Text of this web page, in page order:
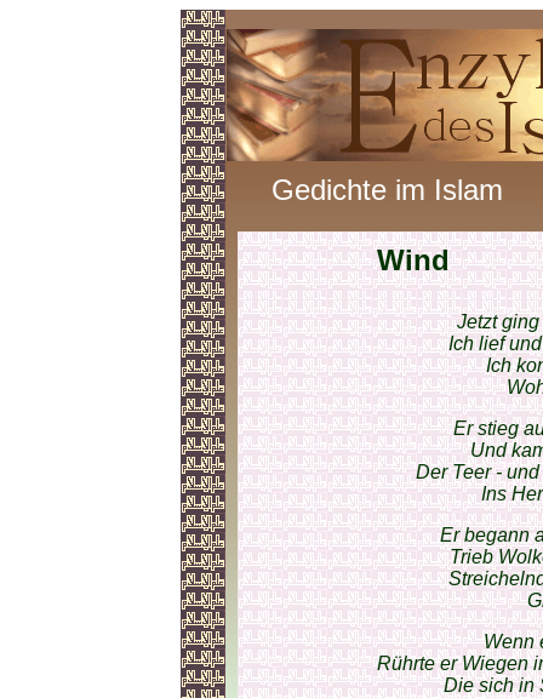
Gedichte im Islam
Wind
Jetzt
Ich lief
Ich
Er stieg
Und
Der Teer -
Ins
Er begann
Trieb
Wenn
Rührte er Wiegen
Die sich in